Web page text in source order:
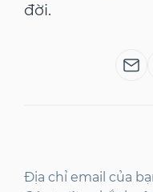
đời.
Địa chỉ email của